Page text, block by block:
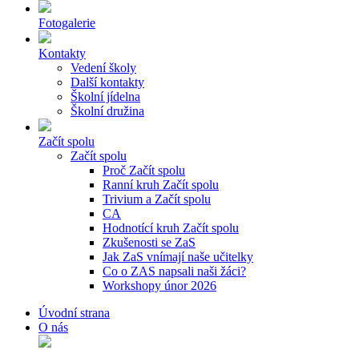
Fotogalerie
Kontakty
Vedení školy
Další kontakty
Školní jídelna
Školní družina
Začít spolu
Začít spolu
Proč Začít spolu
Ranní kruh Začít spolu
Trivium a Začít spolu
CA
Hodnotící kruh Začít spolu
Zkušenosti se ZaS
Jak ZaS vnímají naše učitelky
Co o ZAS napsali naši žáci?
Workshopy únor 2026
Úvodní strana
O nás